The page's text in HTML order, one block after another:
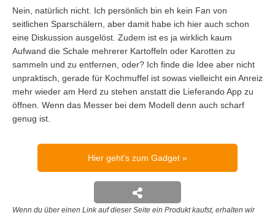
Nein, natürlich nicht. Ich persönlich bin eh kein Fan von
seitlichen Sparschälern, aber damit habe ich hier auch schon
eine Diskussion ausgelöst. Zudem ist es ja wirklich kaum
Aufwand die Schale mehrerer Kartoffeln oder Karotten zu
sammeln und zu entfernen, oder? Ich finde die Idee aber nicht
unpraktisch, gerade für Kochmuffel ist sowas vielleicht ein Anreiz
mehr wieder am Herd zu stehen anstatt die Lieferando App zu
öffnen. Wenn das Messer bei dem Modell denn auch scharf
genug ist.
Hier geht's zum Gadget
Wenn du über einen Link auf dieser Seite ein Produkt kaufst, erhalten wir